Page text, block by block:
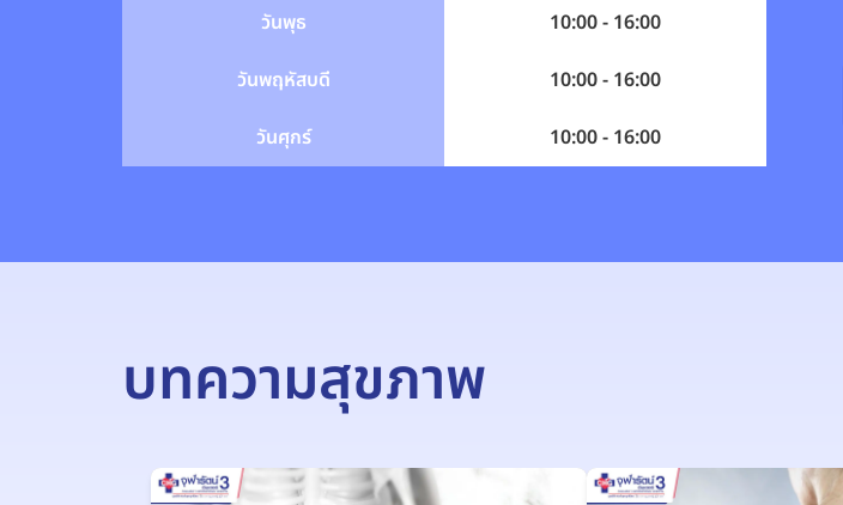
วันพุธ
10:00 - 16:00
วันพฤหัสบดี
10:00 - 16:00
วันศุกร์
10:00 - 16:00
บทความสุขภาพ